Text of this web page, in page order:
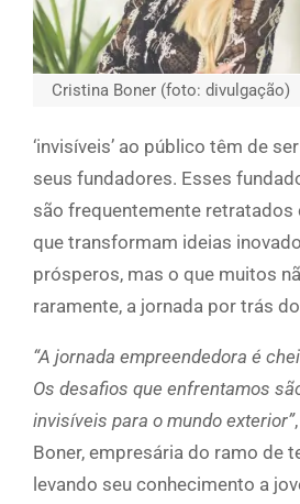
Cristina Boner (foto: divulgação)
‘invisíveis’ ao público têm de
seus fundadores. Esses
são frequentemente
que transformam ideias
prósperos, mas o que muitos
raramente, a jornada por trás
“A jornada empreendedora é
Os desafios que enfrentamos
invisíveis para o mundo exterior”
Boner, empresária do ramo de
levando seu conhecimento a